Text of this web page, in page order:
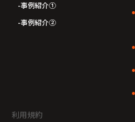
事例紹介①
事例紹介②
利用規約